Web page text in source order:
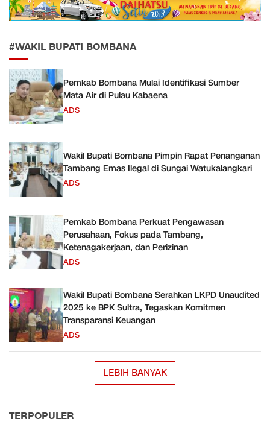
#WAKIL BUPATI BOMBANA
Pemkab Bombana Mulai Identifikasi Sumber
Mata Air di Pulau Kabaena
ADS
Wakil Bupati Bombana Pimpin Rapat Penanganan
Tambang Emas Ilegal di Sungai Watukalangkari
ADS
Pemkab Bombana Perkuat Pengawasan
Perusahaan, Fokus pada Tambang,
Ketenagakerjaan, dan Perizinan
ADS
Wakil Bupati Bombana Serahkan LKPD Unaudited
2025 ke BPK Sultra, Tegaskan Komitmen
Transparansi Keuangan
ADS
LEBIH BANYAK
TERPOPULER